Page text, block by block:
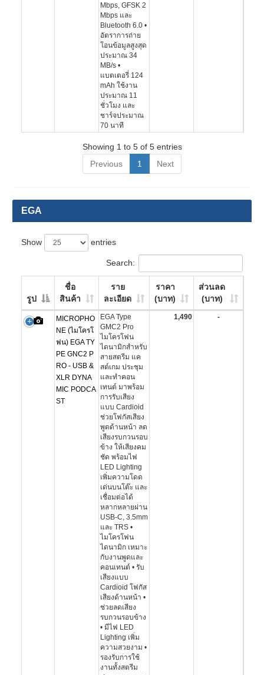
Mbps, GFSK 2
Mbps และ
Bluetooth 6.0 •
อัตราการถ่าย
โอนข้อมูลสูงสุด
ประมาณ 34
MB/s •
แบตเตอรี่ 124
mAh ใช้งาน
ประมาณ 11
ชั่วโมง และ
ชาร์จประมาณ
70 นาที
Showing 1 to 5 of 5 entries
Previous
1 Next
EGA
Show entries
Search:
รูป
ชื่อ
สินค้า
ราย
ละเอียด
ราคา
(บาท)
ส่วนลด
(บาท)
MICROPHO
NE (ไมโครโ
ฟน) EGA TY
PE GNC2 P
RO - USB &
XLR DYNA
MIC PODCA
ST
EGA Type
GMC2 Pro
ไมโครโฟน
ไดนามิกสำหรับ
สายสตรีม แค
สต์เกม ประชุม
และทำคอน
เทนต์ มาพร้อม
การรับเสียง
แบบ Cardioid
ช่วยโฟกัสเสียง
พูดด้านหน้า ลด
เสียงรบกวนรอบ
ข้าง ให้เสียงคม
ชัด พร้อมไฟ
LED Lighting
เพิ่มความโดด
เด่นบนโต๊ะ และ
เชื่อมต่อได้
หลากหลายผ่าน
USB-C, 3.5mm
และ TRS •
ไมโครโฟน
ไดนามิก เหมาะ
กับงานพูดและ
คอนเทนต์ • รับ
เสียงแบบ
Cardioid โฟกัส
เสียงด้านหน้า •
ช่วยลดเสียง
รบกวนรอบข้าง
• มีไฟ LED
Lighting เพิ่ม
ความสวยงาม •
รองรับการใช้
งานทั้งสตรีม
1,490 -